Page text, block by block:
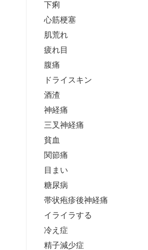
下痢
心筋梗塞
肌荒れ
疲れ目
腹痛
ドライスキン
酒渣
神経痛
三叉神経痛
貧血
関節痛
目まい
糖尿病
帯状疱疹後神経痛
イライラする
冷え症
精子減少症